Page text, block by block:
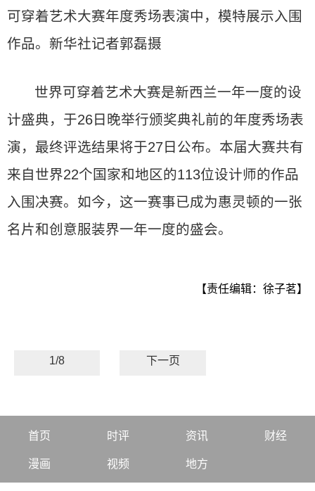
可穿着艺术大赛年度秀场表演中，模特展示入围
作品。新华社记者郭磊摄
世界可穿着艺术大赛是新西兰一年一度的设
计盛典，于26日晚举行颁奖典礼前的年度秀场表
演，最终评选结果将于27日公布。本届大赛共有
来自世界22个国家和地区的113位设计师的作品
入围决赛。如今，这一赛事已成为惠灵顿的一张
名片和创意服装界一年一度的盛会。
【责任编辑：徐子茗】
1/8 下一页
首页 时评 资讯 财经
漫画 视频 地方